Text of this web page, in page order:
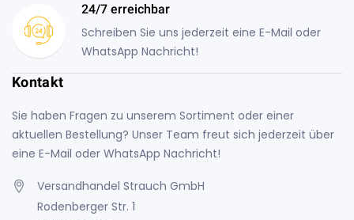
24/7 erreichbar
Schreiben Sie uns jederzeit eine E-Mail oder
WhatsApp Nachricht!
Kontakt
Sie haben Fragen zu unserem Sortiment oder einer
aktuellen Bestellung? Unser Team freut sich jederzeit über
eine E-Mail oder WhatsApp Nachricht!
Versandhandel Strauch GmbH
Rodenberger Str. 1